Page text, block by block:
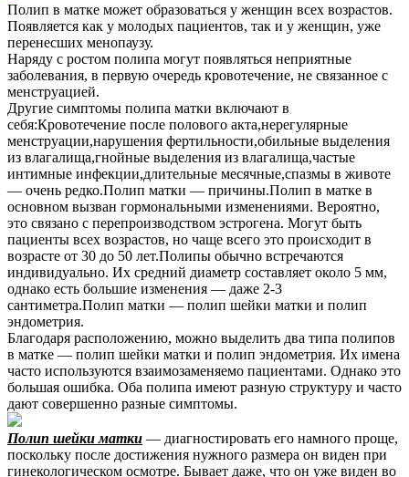
Полип в матке может образоваться у женщин всех возрастов.
Появляется как у молодых пациентов, так и у женщин, уже
перенесших менопаузу.
Наряду с ростом полипа могут появляться неприятные
заболевания, в первую очередь кровотечение, не связанное с
менструацией.
Другие симптомы полипа матки включают в
себя:Кровотечение после полового акта,нерегулярные
менструации,нарушения фертильности,обильные выделения
из влагалища,гнойные выделения из влагалища,частые
интимные инфекции,длительные месячные,спазмы в животе
— очень редко.Полип матки — причины.Полип в матке в
основном вызван гормональными изменениями. Вероятно,
это связано с перепроизводством эстрогена. Могут быть
пациенты всех возрастов, но чаще всего это происходит в
возрасте от 30 до 50 лет.Полипы обычно встречаются
индивидуально. Их средний диаметр составляет около 5 мм,
однако есть большие изменения — даже 2-3
сантиметра.Полип матки — полип шейки матки и полип
эндометрия.
Благодаря расположению, можно выделить два типа полипов
в матке — полип шейки матки и полип эндометрия. Их имена
часто используются взаимозаменяемо пациентами. Однако это
большая ошибка. Оба полипа имеют разную структуру и часто
дают совершенно разные симптомы.
Полип шейки матки — диагностировать его намного проще,
поскольку после достижения нужного размера он виден при
гинекологическом осмотре. Бывает даже, что он уже виден во